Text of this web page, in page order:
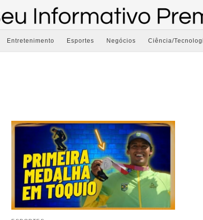
Entretenimento Esportes Negócios Ciência/